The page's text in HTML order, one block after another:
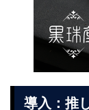
導入：推